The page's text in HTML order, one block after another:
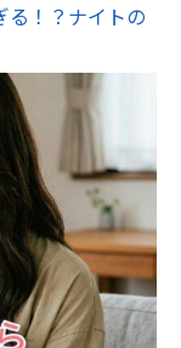
る！？ナイトの